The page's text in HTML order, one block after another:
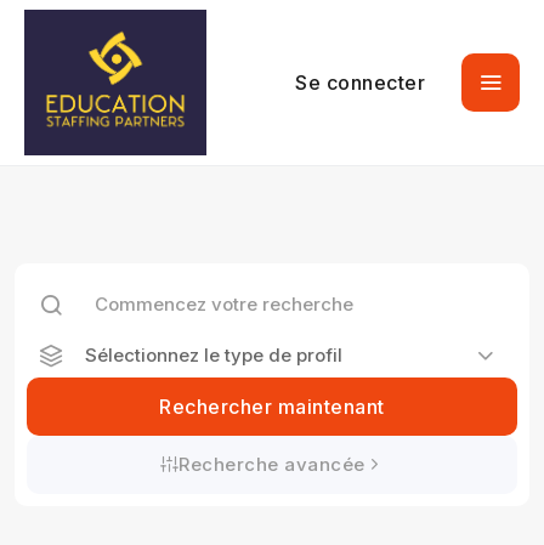
Se connecter
Sélectionnez le type de profil
Rechercher maintenant
Recherche avancée